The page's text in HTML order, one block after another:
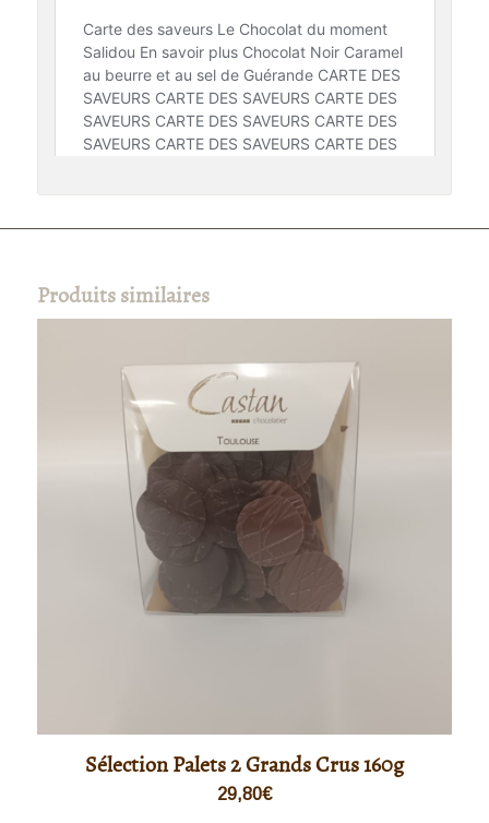
Produits similaires
Sélection Palets 2 Grands Crus 160g
29,80€